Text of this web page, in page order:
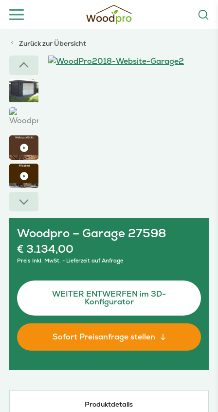
Zurück zur Übersicht
Woodpro – Garage 27598
€ 3.134,00
Preis Inkl. MwSt. - Lieferzeit auf Anfrage
WEITER ENTWERFEN im 3D-
Konfigurator
Sofort Preisanfrage stellen
Produktdetails